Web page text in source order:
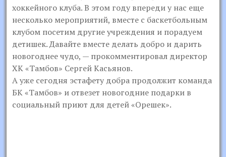
хоккейного клуба. В этом году впереди у нас еще
несколько мероприятий, вместе с баскетбольным
клубом посетим другие учреждения и порадуем
детишек. Давайте вместе делать добро и дарить
новогоднее чудо, — прокомментировал директор
ХК «Тамбов» Сергей Касьянов.
А уже сегодня эстафету добра продолжит команда
БК «Тамбов» и отвезет новогодние подарки в
социальный приют для детей «Орешек».